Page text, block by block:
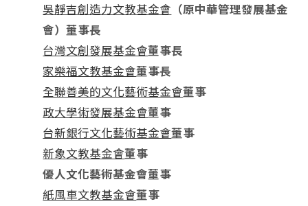
吳靜吉創造力文教基金會 （原中華管理發展基金
會）董事長
台灣文創發展基金會董事長
家樂福文教基金會董事長
全聯善美的文化藝術基金會董事
政大學術發展基金會董事
台新銀行文化藝術基金會董事
新象文教基金會董事
優人文化藝術基金會董事
紙風車文教基金會董事